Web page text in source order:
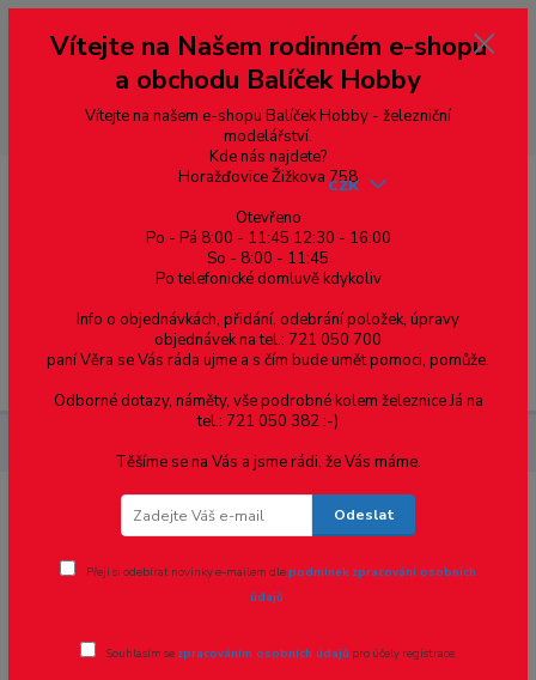
--- pro zákazníky ze Slovenska a jiných zemí, pokud chcete platit v eurech
přepněte si e-shop na euro 💶 pro přepočet měny - pravý horní roh ---
dobírky – pokud si z nějakého důvodu zásilku nevyzvednete, bude po
domluvě zaslána znovu s opětovnou platbou za poštovné, v opačném
případě bude zrušena a účet přidán na blacklist a rušeny následující
objednávky.
Menu
CZK
SMD Rezistor R0603 1.3Ω +-1%
Novinka Akce
Vítejte na Našem rodinném e-shopu
a obchodu Balíček Hobby
Vítejte na našem e-shopu Balíček Hobby - železniční
modelářství.
Kde nás najdete?
Horažďovice Žižkova 758
Otevřeno
Po - Pá 8:00 - 11:45 12:30 - 16:00
So - 8:00 - 11:45
Po telefonické domluvě kdykoliv
Info o objednávkách, přidání, odebrání položek, úpravy
objednávek na tel.: 721 050 700
paní Věra se Vás ráda ujme a s čím bude umět pomoci, pomůže.
Odborné dotazy, náměty, vše podrobné kolem železnice Já na
tel.: 721 050 382 :-)
Těšíme se na Vás a jsme rádi, že Vás máme.
Odeslat
Přeji si odebírat novinky e-mailem dlepodmínek zpracování osobních
údajů.
Souhlasím se zpracováním osobních údajů pro účely registrace.